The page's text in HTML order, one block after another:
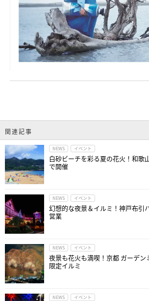
関連記事
NEWS イベント
白砂ビーチを彩る夏の花火！和歌
で開催
NEWS イベント
幻想的な夜景＆イルミ！神戸布引
営業
NEWS イベント
夜景も花火も満喫！京都 ガーデン
限定イルミ
NEWS イベント